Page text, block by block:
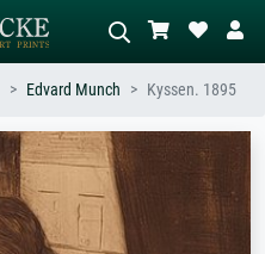
AI-bildsökning
Beskriv scenen – t.ex. grön äng,
abstrakt med mycket rött, mörk
oljemålning, stående naken bredvid ett
träd.
Edvard Munch Kyssen. 1895